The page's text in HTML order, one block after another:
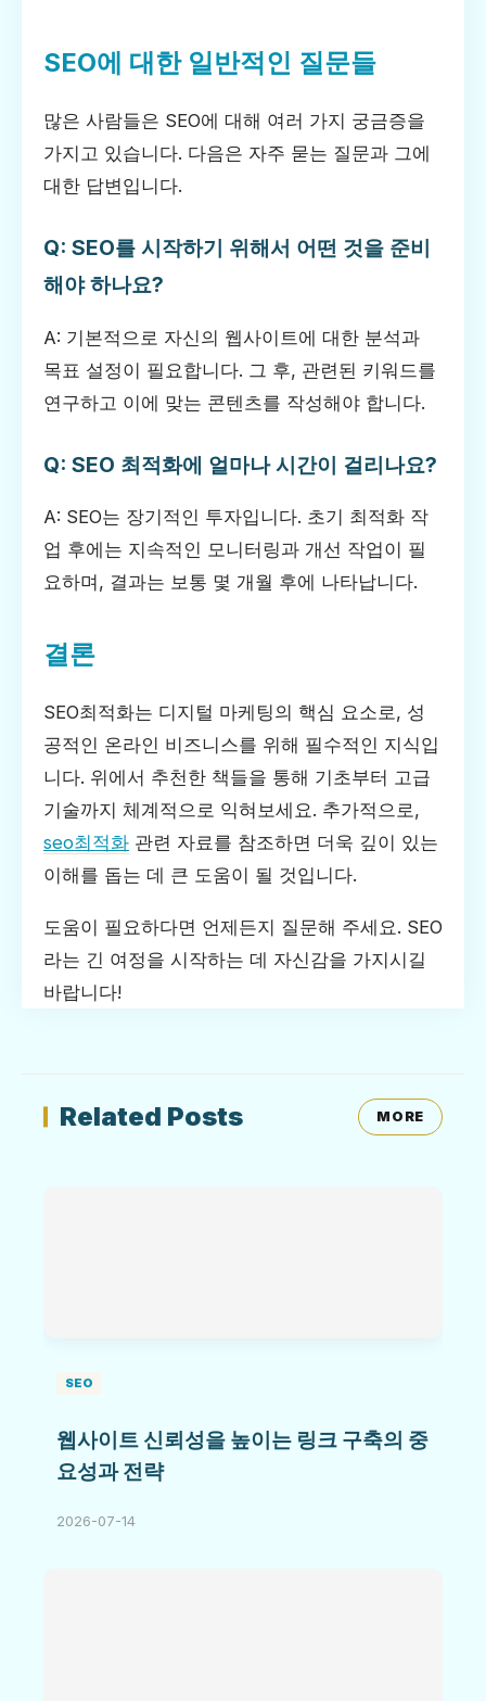
SEO에 대한 일반적인 질문들
많은 사람들은 SEO에 대해 여러 가지 궁금증을
가지고 있습니다. 다음은 자주 묻는 질문과 그에
대한 답변입니다.
Q: SEO를 시작하기 위해서 어떤 것을 준비
해야 하나요?
A: 기본적으로 자신의 웹사이트에 대한 분석과
목표 설정이 필요합니다. 그 후, 관련된 키워드를
연구하고 이에 맞는 콘텐츠를 작성해야 합니다.
Q: SEO 최적화에 얼마나 시간이 걸리나요?
A: SEO는 장기적인 투자입니다. 초기 최적화 작
업 후에는 지속적인 모니터링과 개선 작업이 필
요하며, 결과는 보통 몇 개월 후에 나타납니다.
결론
SEO최적화는 디지털 마케팅의 핵심 요소로, 성
공적인 온라인 비즈니스를 위해 필수적인 지식입
니다. 위에서 추천한 책들을 통해 기초부터 고급
기술까지 체계적으로 익혀보세요. 추가적으로,
seo최적화 관련 자료를 참조하면 더욱 깊이 있는
이해를 돕는 데 큰 도움이 될 것입니다.
도움이 필요하다면 언제든지 질문해 주세요. SEO
라는 긴 여정을 시작하는 데 자신감을 가지시길
바랍니다!
Related Posts MORE
SEO
웹사이트 신뢰성을 높이는 링크 구축의 중
요성과 전략
2026-07-14